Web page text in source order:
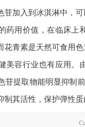
加入到冰淇淋中，
药用价值，在临床上
花青素是天然可食用
美容行业也有应用。
苷提取物能明显抑制
其活性，保护弹性